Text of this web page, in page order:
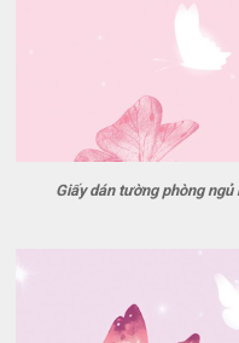
Giấy dán tường phòng